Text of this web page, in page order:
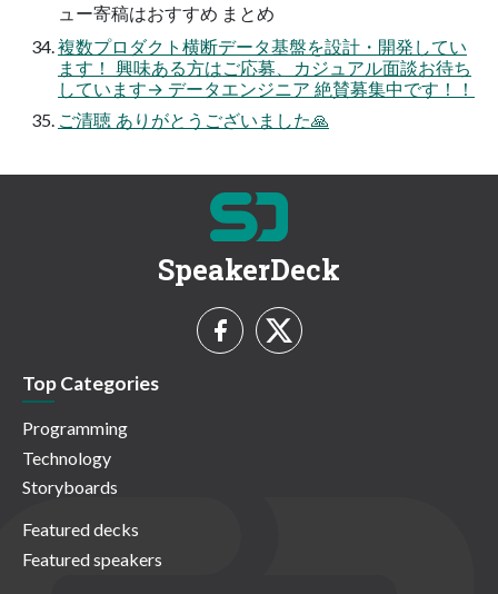
ュー寄稿はおすすめ まとめ
複数プロダクト横断データ基盤を設計・開発してい
ます！ 興味ある方はご応募、カジュアル面談お待ち
しています→ データエンジニア 絶賛募集中です！！
ご清聴 ありがとうございました🙏
SpeakerDeck
Top Categories
Programming
Technology
Storyboards
Featured decks
Featured speakers